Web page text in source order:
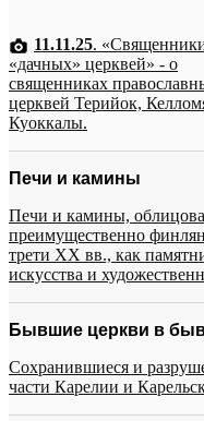
11.11.25.
«дачных» церквей» - о
священниках
церквей Терийок,
Куоккалы.
Печи и камины
Печи и камины,
преимущественно
трети XX вв., как
искусства и
Бывшие церкви в
Сохранившиеся и
части Карелии и